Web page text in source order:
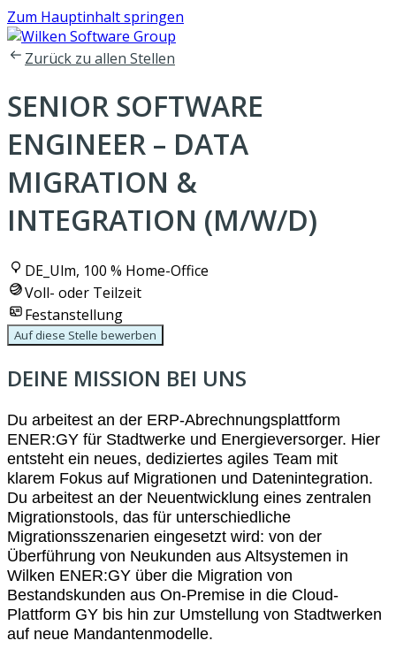
Zum Hauptinhalt springen
Zurück zu allen Stellen
SENIOR SOFTWARE
ENGINEER – DATA
MIGRATION &
INTEGRATION (M/W/D)
DE_Ulm, 100 % Home-Office
Voll- oder Teilzeit
Festanstellung
Auf diese Stelle bewerben
DEINE MISSION BEI UNS
Du arbeitest an der ERP-Abrechnungsplattform
ENER:GY für Stadtwerke und Energieversorger. Hier
entsteht ein neues, dediziertes agiles Team mit
klarem Fokus auf Migrationen und Datenintegration.
Du arbeitest an der Neuentwicklung eines zentralen
Migrationstools, das für unterschiedliche
Migrationsszenarien eingesetzt wird: von der
Überführung von Neukunden aus Altsystemen in
Wilken ENER:GY über die Migration von
Bestandskunden aus On-Premise in die Cloud-
Plattform GY bis hin zur Umstellung von Stadtwerken
auf neue Mandantenmodelle.